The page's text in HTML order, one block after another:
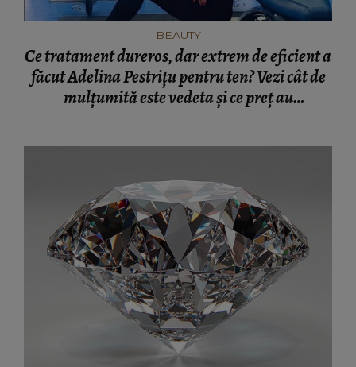
BEAUTY
Ce tratament dureros, dar extrem de eficient a
făcut Adelina Pestriţu pentru ten? Vezi cât de
mulţumită este vedeta şi ce preţ au